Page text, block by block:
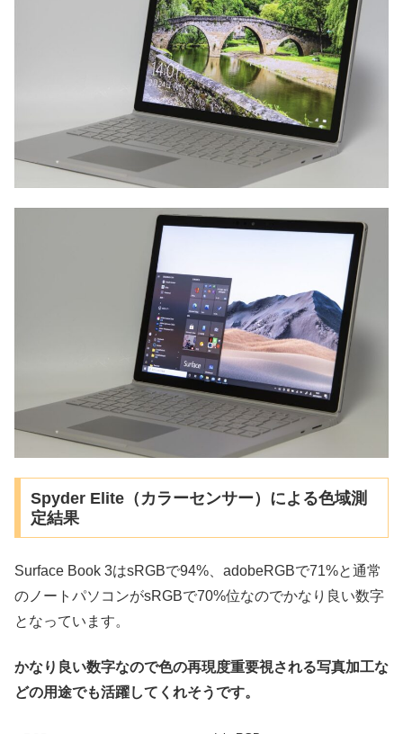
Spyder Elite（カラーセンサー）による色域測
定結果
Surface Book 3はsRGBで94%、adobeRGBで71%と通常
のノートパソコンがsRGBで70%位なのでかなり良い数字
となっています。
かなり良い数字なので色の再現度重要視される写真加工な
どの用途でも活躍してくれそうです。